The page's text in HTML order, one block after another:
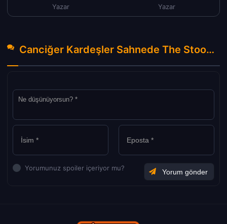
Yazar Yazar
Canciğer Kardeşler Sahnede The Stooge Tr Dublaj izle (1951) Hakkında Yorumlar
Yorumunuz spoiler içeriyor mu?